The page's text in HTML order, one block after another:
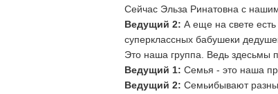
Сейчас Эльза Ринатовна с
Ведущий 2: А еще на свете
суперклассных бабушеки
Это наша группа. Ведь здесьмы
Ведущий 1: Семья - это наша
Ведущий 2: Семьибывают